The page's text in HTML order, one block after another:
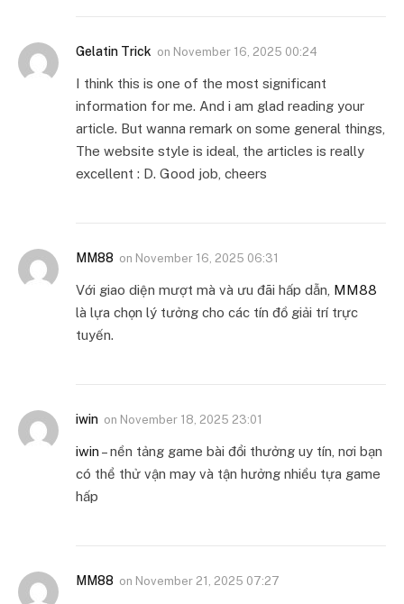
Gelatin Trick on November 16, 2025 00:24
I think this is one of the most significant
information for me. And i am glad reading your
article. But wanna remark on some general things,
The website style is ideal, the articles is really
excellent : D. Good job, cheers
MM88 on November 16, 2025 06:31
Với giao diện mượt mà và ưu đãi hấp dẫn, MM88
là lựa chọn lý tưởng cho các tín đồ giải trí trực
tuyến.
iwin on November 18, 2025 23:01
iwin – nền tảng game bài đổi thưởng uy tín, nơi bạn
có thể thử vận may và tận hưởng nhiều tựa game
hấp
MM88 on November 21, 2025 07:27